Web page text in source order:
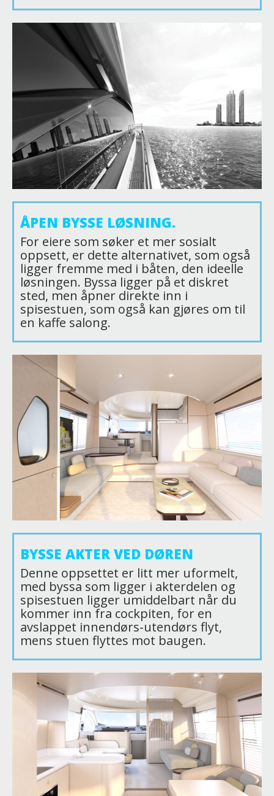
ÅPEN BYSSE LØSNING.
For eiere som søker et mer sosialt
oppsett, er dette alternativet, som også
ligger fremme med i båten, den ideelle
løsningen. Byssa ligger på et diskret
sted, men åpner direkte inn i
spisestuen, som også kan gjøres om til
en kaffe salong.
BYSSE AKTER VED DØREN
Denne oppsettet er litt mer uformelt,
med byssa som ligger i akterdelen og
spisestuen ligger umiddelbart når du
kommer inn fra cockpiten, for en
avslappet innendørs-utendørs flyt,
mens stuen flyttes mot baugen.